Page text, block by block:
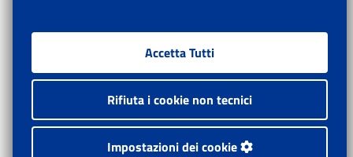
Accetta Tutti
Rifiuta i cookie non tecnici
Impostazioni dei cookie